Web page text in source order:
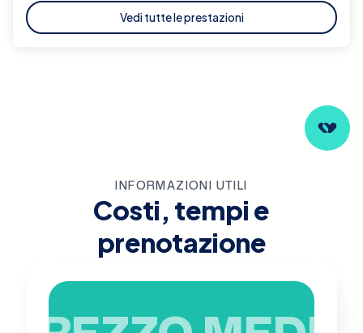
Vedi tutte le prestazioni
INFORMAZIONI UTILI
Costi, tempi e
prenotazione